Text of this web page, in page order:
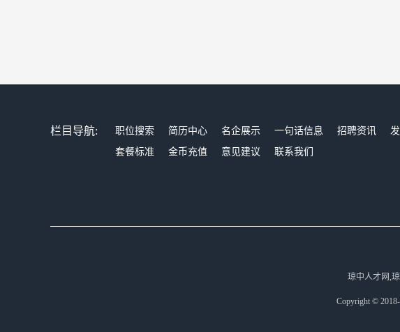
栏目导航: 职位搜索 简历中心 名企展示 一句话信息 招聘资讯
套餐标准
金币充值 意见建议 联系我们
琼中人才网,
Copyright ©